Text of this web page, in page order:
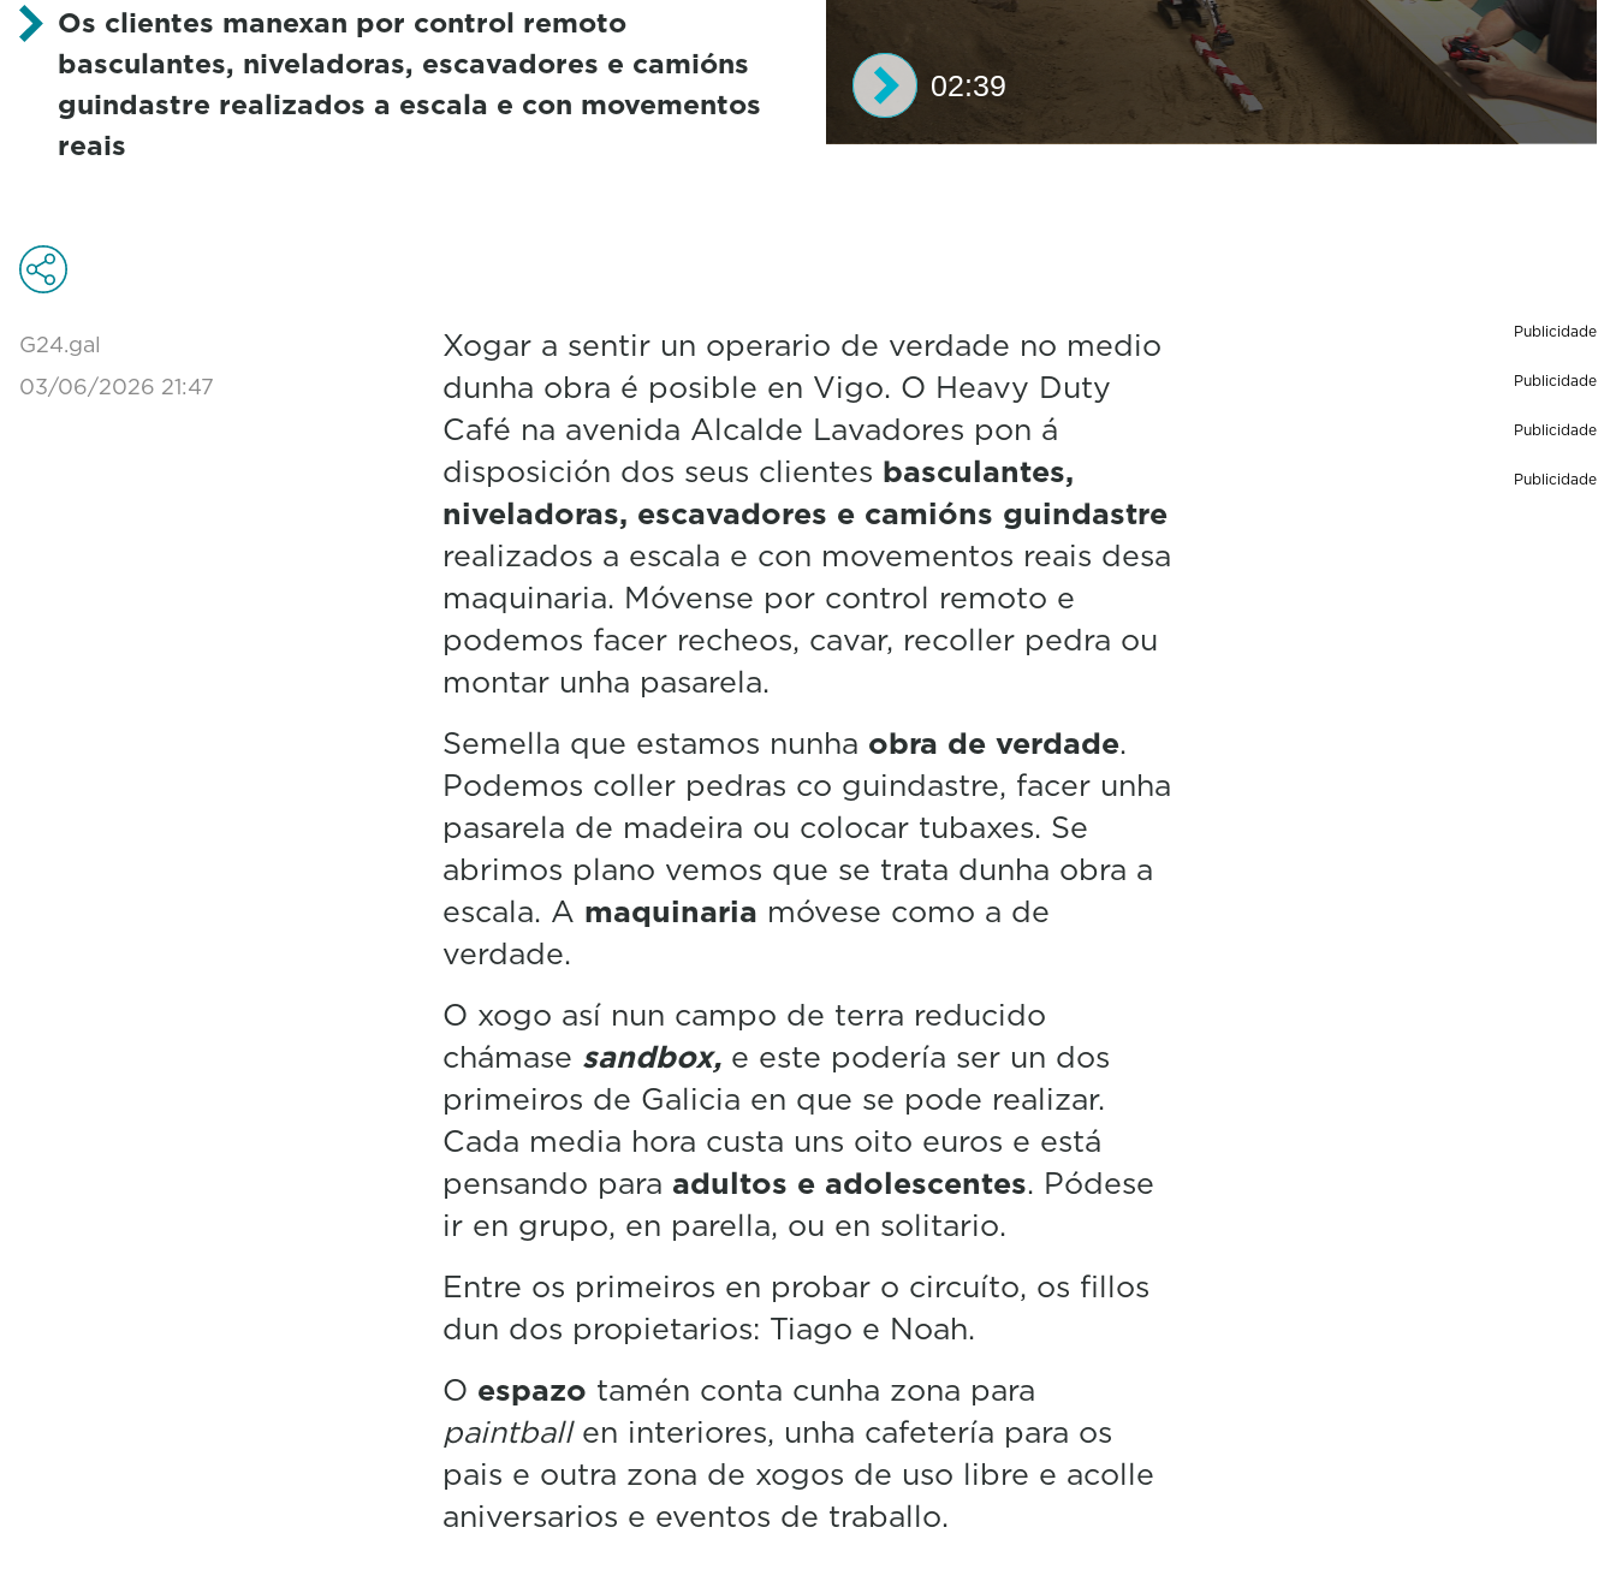
Os clientes manexan por control remoto
basculantes, niveladoras, escavadores e camións
guindastre realizados a escala e con movementos
reais
o
f
2
u
e
,
3
9
s
e
d
V
l
u
m
e
02:39
G24.gal
03/06/2026 21:47
Xogar a sentir un operario de verdade no medio
dunha obra é posible en Vigo. O Heavy Duty
Café na avenida Alcalde Lavadores pon á
disposición dos seus clientes basculantes,
niveladoras, escavadores e camións guindastre
realizados a escala e con movementos reais desa
maquinaria. Móvense por control remoto e
podemos facer recheos, cavar, recoller pedra ou
montar unha pasarela.
Semella que estamos nunha obra de verdade.
Podemos coller pedras co guindastre, facer unha
pasarela de madeira ou colocar tubaxes. Se
abrimos plano vemos que se trata dunha obra a
escala. A maquinaria móvese como a de
verdade.
O xogo así nun campo de terra reducido
chámase sandbox, e este podería ser un dos
primeiros de Galicia en que se pode realizar.
Cada media hora custa uns oito euros e está
pensando para adultos e adolescentes. Pódese
ir en grupo, en parella, ou en solitario.
Entre os primeiros en probar o circuíto, os fillos
dun dos propietarios: Tiago e Noah.
O espazo tamén conta cunha zona para
paintball en interiores, unha cafetería para os
pais e outra zona de xogos de uso libre e acolle
aniversarios e eventos de traballo.
Publicidade
Publicidade
Publicidade
Publicidade